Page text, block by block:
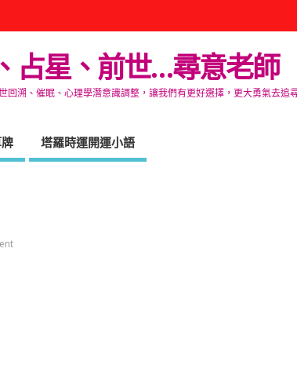
占星、前世…尋意老師
溯、催眠、心理學潛意識調整，讓我們有更好選擇，更大勇氣去
塔羅時運開運小語